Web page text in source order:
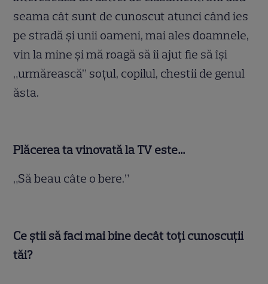
seama cât sunt de cunoscut atunci când ies
pe stradă şi unii oameni, mai ales doamnele,
vin la mine şi mă roagă să îi ajut fie să îşi
„urmărească” soţul, copilul, chestii de genul
ăsta.
Plăcerea ta vinovată la TV este…
„Să beau câte o bere.”
Ce ştii să faci mai bine decât toţi cunoscuţii
tăi?